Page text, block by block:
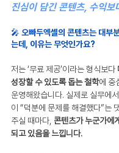
진심이 담긴 콘텐츠, 수익보
🎤 오빠두엑셀의 콘텐츠는 대부
는데, 이유는 무엇인가요?
저는 ‘무료 제공’이라는 형식보다
성장할 수 있도록 돕는 철학에 중
운영해왔습니다. 실제로 실무에
이 “덕분에 문제를 해결했다”는
주실 때마다, 콘텐츠가 누군가에
되고 있음을 느낍니다.